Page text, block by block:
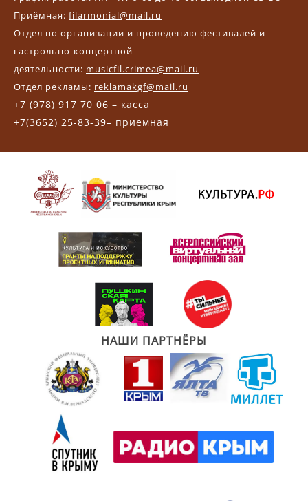
Приёмная: filarmonial@mail.ru
Отдел по организации и проведению фестивалей и
гастрольно-концертной
деятельности: musicfil.crimea@mail.ru
Отдел рекламы: reklamakgf@mail.ru
+7 (978) 917 70 06 – касса
+7(3652) 25-83-39– приемная
НАШИ ПАРТНЁРЫ